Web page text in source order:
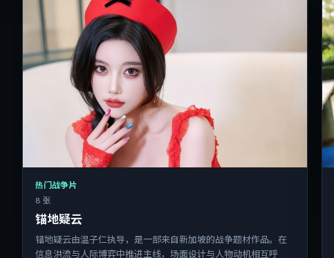
热门战争片
8 张
锚地疑云
锚地疑云由温子仁执导，是一部来自新加坡的战争题材作品。在
信息洪流与人际博弈中推进主线，场面设计与人物动机相互呼